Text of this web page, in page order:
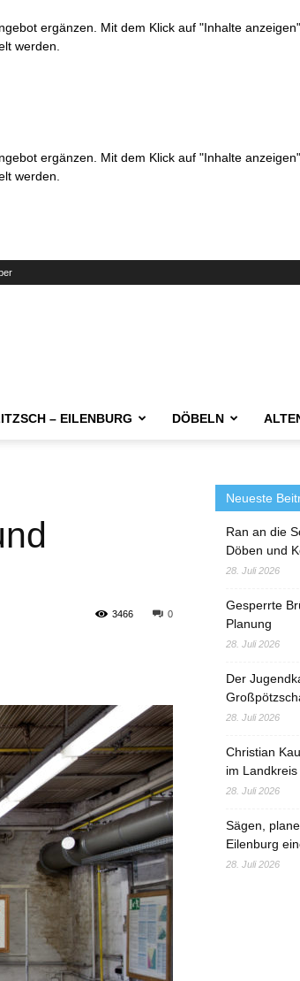
ergänzen. Mit dem Klick auf "Inhalte
werden.
ergänzen. Mit dem Klick auf "Inhalte
werden.
– EILENBURG DÖBELN
0
3466
Neueste
Ran an die
Döben und
28. Juli 2026
Gesperrte
Planung
28. Juli 2026
Der
28. Juli 2026
Christian
im
28. Juli 2026
Sägen,
Eilenburg
28. Juli 2026